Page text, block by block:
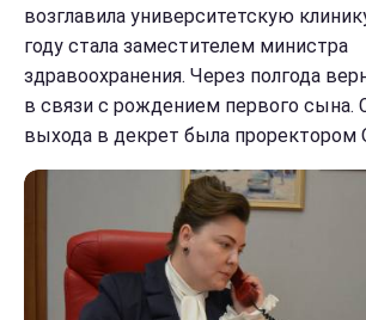
возглавила университетскую
году стала заместителем министра
здравоохранения. Через полгода
в связи с рождением первого сына.
выхода в декрет была проректором